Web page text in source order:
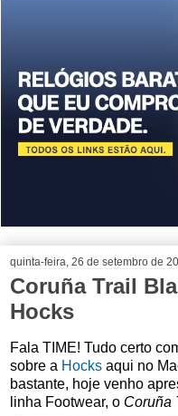
quinta-feira, 26 de setembro de
Coruña Trail
Hocks
Fala TIME! Tudo certo
sobre a Hocks aqui no
bastante, hoje venho
linha Footwear, o Coruña